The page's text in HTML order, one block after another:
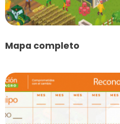
Mapa completo